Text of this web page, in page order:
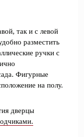
так и с левой
разместить
ручки с
Фигурные
на полу.
дверцы